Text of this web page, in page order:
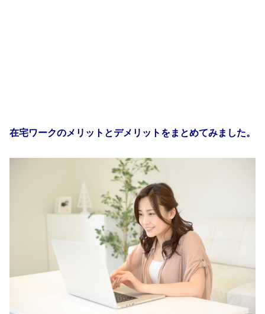
在宅ワークのメリットとデメリットをまとめてみました。